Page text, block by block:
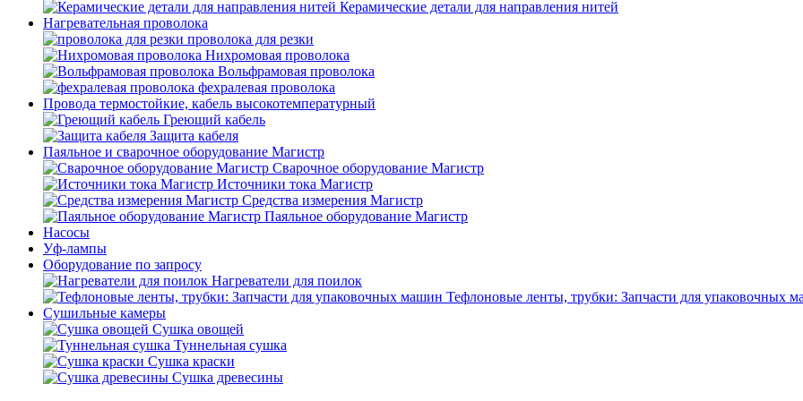
Керамические детали для направления нитей
Нагревательная проволока
проволока для резки
Нихромовая проволока
Вольфрамовая проволока
фехралевая проволока
Провода термостойкие, кабель высокотемпературный
Греющий кабель
Защита кабеля
Паяльное и сварочное оборудование Магистр
Сварочное оборудование Магистр
Источники тока Магистр
Средства измерения Магистр
Паяльное оборудование Магистр
Насосы
Уф-лампы
Оборудование по запросу
Нагреватели для поилок
Тефлоновые ленты, трубки: Запчасти для упаковочных
Сушильные камеры
Сушка овощей
Туннельная сушка
Сушка краски
Сушка древесины